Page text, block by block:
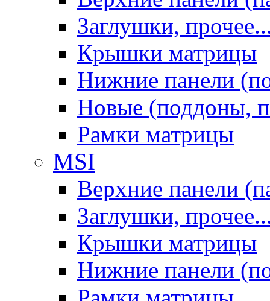
Заглушки,
Крышки матрицы
Нижние панели
Новые (поддоны,
Рамки матрицы
MSI
Верхние панели
Заглушки,
Крышки матрицы
Нижние панели